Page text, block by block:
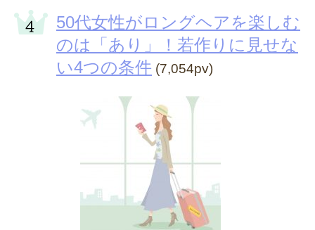
50代女性がロングヘアを楽しむ
のは「あり」！若作りに見せな
い4つの条件 (7,054pv)